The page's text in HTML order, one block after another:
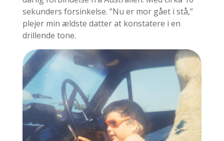
sekunders forsinkelse. ”Nu er mor gået i stå,”
plejer min ældste datter at konstatere i en
drillende tone.